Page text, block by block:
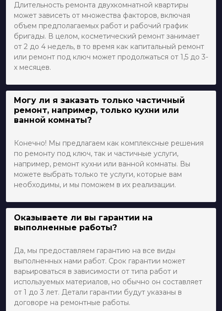
Длительность ремонта двухкомнатной квартиры
может зависеть от множества факторов, включая
объем предполагаемых работ и рабочий график
бригады. В целом, косметический ремонт занимает
от 2 до 4 недель, в то время как капитальный ремонт
или ремонт под ключ может продолжаться от 1,5 до 3-
х месяцев.
Могу ли я заказать только частичный
ремонт, например, только кухни или
ванной комнаты?
Конечно! Мы предлагаем как комплексные решения
по ремонту под ключ, так и частичные услуги,
например, ремонт кухни или ванной комнаты. Вы
можете выбрать только те услуги, которые вам
необходимы, и мы поможем в их реализации.
Оказываете ли вы гарантии на
выполненные работы?
Да, мы предоставляем гарантию на все виды
выполненных нами работ. Срок гарантии может
варьироваться в зависимости от типа работ и
используемых материалов, но обычно он составляет
от 1 до 3 лет. Детали гарантии будут указаны в
договоре на ремонтные работы.